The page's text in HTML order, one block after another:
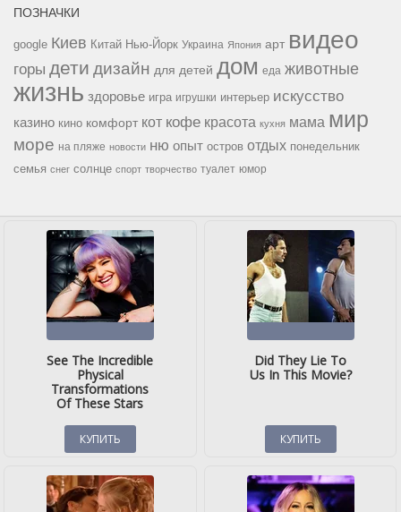
ПОЗНАЧКИ
google Киев Китай Нью-Йорк Украина Япония арт видео
горы дети дизайн для детей дом еда животные
жизнь здоровье игра игрушки интерьер искусство
казино кино комфорт кот кофе красота кухня мама мир
море на пляже новости ню опыт остров отдых понедельник
семья снег солнце спорт творчество туалет юмор